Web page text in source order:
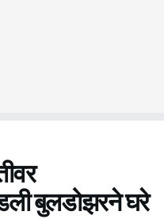
बुलडोझरने घरे